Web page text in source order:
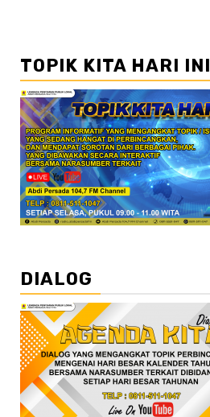
TOPIK KITA HARI INI
DIALOG